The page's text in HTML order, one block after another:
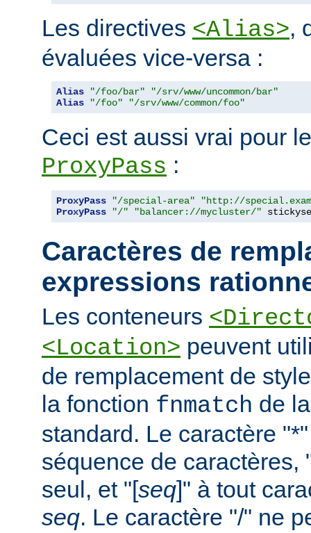
Les directives <Alias>,
évaluées vice-versa :
Alias "/foo/bar"
"/srv/www/uncommon/bar"
Alias
"/foo" "/srv/www/common/foo"
Ceci est aussi vrai pour
ProxyPass :
ProxyPass "/special-area"
"http://
ProxyPass
"/" "balancer://mycluster/"
Caractères de
expressions
Les conteneurs
<Location> peuvent
de remplacement de
la fonction fnmatch de
standard. Le caractère
séquence de caractères,
seul, et "[seq]" à tout
seq. Le caractère "/" ne